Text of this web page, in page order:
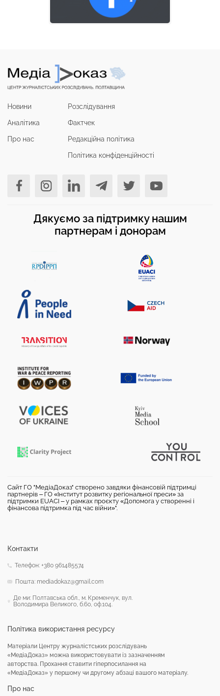
Новини
Аналітика
Про нас
Розслідування
Фактчек
Редакційна політика
Політика конфіденційності
Дякуємо за підтримку нашим
партнерам і донорам
Сайт ГО "МедіаДоказ" створено завдяки фінансовій підтримці
партнерів – ГО «Інститут розвитку регіональної преси» за
підтримки EUACI – у рамках проєкту «Допомога у створенні і
фінансова підтримка під час війни»".
Про нас
Політика використання ресурсу
Матеріали Центру журналістських розслідувань
«МедіаДоказ» можна використовувати із зазначенням
авторства. Прохання ставити гіперпосилання на
«МедіаДоказ» у першому чи другому абзаці вашого матеріалу.
Контакти
Телефон: +380 961485574
Пошта: mediadokaz@gmail.com
Де ми: Полтавська обл., м. Кременчук, вул.
Володимира Великого, б.60, оф.104.